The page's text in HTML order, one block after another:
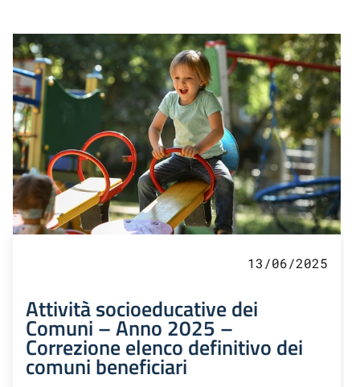
13/06/2025
Attività socioeducative dei
Comuni – Anno 2025 –
Correzione elenco definitivo dei
comuni beneficiari